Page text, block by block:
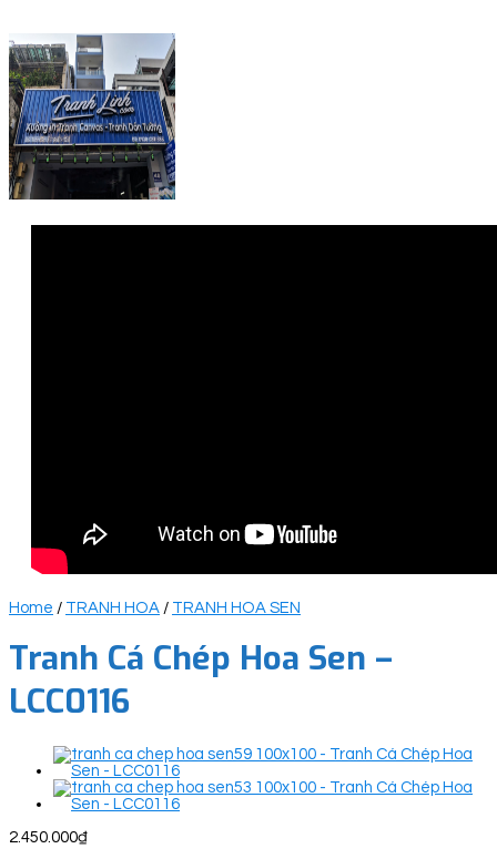
Home / TRANH HOA / TRANH HOA SEN
Tranh Cá Chép Hoa Sen –
LCC0116
2.450.000₫